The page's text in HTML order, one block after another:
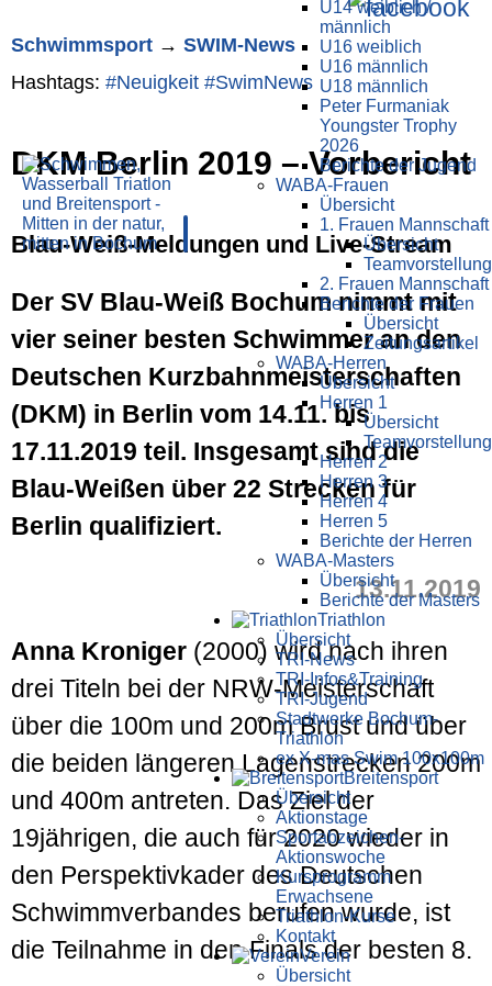
U14 weiblich /
männlich
U16 weiblich
U16 männlich
U18 männlich
Peter Furmaniak
Youngster Trophy
2026
Berichte der Jugend
WABA-Frauen
Übersicht
1. Frauen Mannschaft
Übersicht
Teamvorstellung
2. Frauen Mannschaft
Berichte der Frauen
Übersicht
Zeitungsartikel
WABA-Herren
Übersicht
Herren 1
Übersicht
Teamvorstellung
Herren 2
Herren 3
Herren 4
Herren 5
Berichte der Herren
WABA-Masters
Übersicht
Berichte der Masters
Triathlon
Übersicht
TRI-News
TRI-Infos&Training
TRI-Jugend
Stadtwerke Bochum-
Triathlon
ex X-mas Swim 100x100m
Breiten­sport
Übersicht
Aktionstage
Sportabzeichen-
Aktionswoche
Kursprogramm
Erwachsene
Triathlon-Kurse
Kontakt
Verein
Übersicht
Schwimm­sport → SWIM-News
Hashtags: #Neuigkeit #SwimNews
DKM Berlin 2019 – Vorbericht
Blau-Weiß-Meldungen und Live-Stream
Der SV Blau-Weiß Bochum nimmt mit
vier seiner besten Schwimmer an den
Deutschen Kurz­bahn­meister­schaften
(DKM) in Berlin vom 14.11. bis
17.11.2019 teil. Insgesamt sind die
Blau-Weißen über 22 Strecken für
Berlin qualifiziert.
13.11.2019
Anna Kroniger (2000) wird nach ihren
drei Titeln bei der NRW-Meister­schaft
über die 100m und 200m Brust und über
die beiden längeren Lagen­strecken 200m
und 400m antreten. Das Ziel der
19jährigen, die auch für 2020 wieder in
den Perspektiv­kader des Deutschen
Schwimm­verbandes berufen wurde, ist
die Teil­nahme in den Finals der besten 8.